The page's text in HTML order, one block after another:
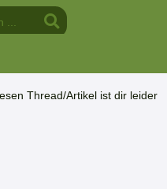
Thread/Artikel ist dir leider